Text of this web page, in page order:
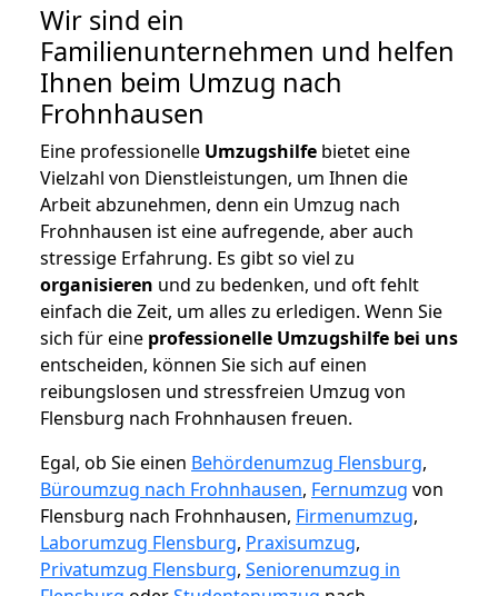
Wir sind ein
Familienunternehmen und helfen
Ihnen beim Umzug nach
Frohnhausen
Eine professionelle Umzugshilfe bietet eine
Vielzahl von Dienstleistungen, um Ihnen die
Arbeit abzunehmen, denn ein Umzug nach
Frohnhausen ist eine aufregende, aber auch
stressige Erfahrung. Es gibt so viel zu
organisieren und zu bedenken, und oft fehlt
einfach die Zeit, um alles zu erledigen. Wenn Sie
sich für eine professionelle Umzugshilfe bei uns
entscheiden, können Sie sich auf einen
reibungslosen und stressfreien Umzug von
Flensburg nach Frohnhausen freuen.
Egal, ob Sie einen Behördenumzug Flensburg,
Büroumzug nach Frohnhausen, Fernumzug von
Flensburg nach Frohnhausen, Firmenumzug,
Laborumzug Flensburg, Praxisumzug,
Privatumzug Flensburg, Seniorenumzug in